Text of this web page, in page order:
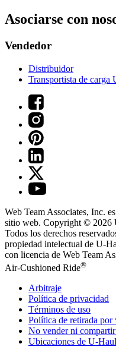
Asociarse con
Vendedor
Distribuidor
Transportista de
Web Team Associates, Inc.
sitio web. Copyright © 2026
Todos los derechos
propiedad intelectual de U-
con licencia de Web Team
Air-Cushioned Ride®
Arbitraje
Política de privacidad
Términos de uso
Política de retirada por
No vender ni
Ubicaciones de U-Haul